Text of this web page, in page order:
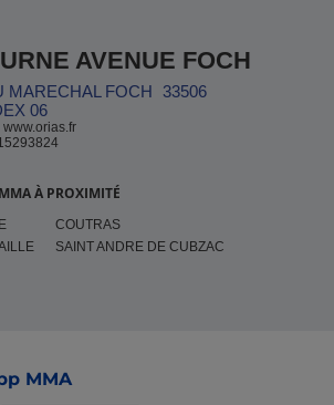
AVENUE FOCH
MARECHAL FOCH 33506
06
www.orias.fr
À PROXIMITÉ
COUTRAS
SAINT ANDRE DE CUBZAC
MMA